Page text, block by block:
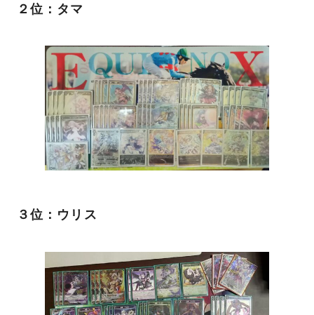
２位：タマ
３位：ウリス